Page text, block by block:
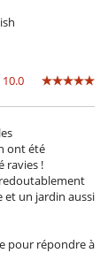
10.0
ont été
ravies !
et un jardin aussi
pour répondre à